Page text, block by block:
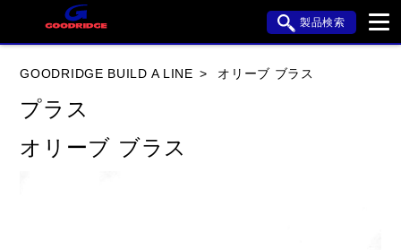
製品検索
HONDA YAMAHA
GOODRIDGE BUILD A LINE オリーブ ブラス
プラス
オリーブ ブラス